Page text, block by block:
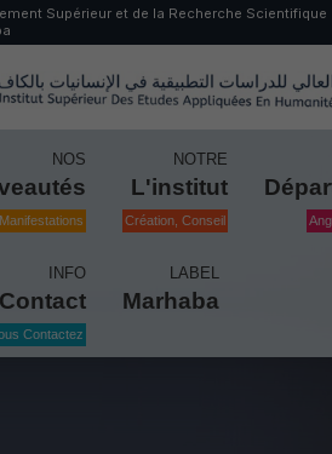
Supérieur et de la Recherche Scientifique
NOS NOTRE
L'institut
Création, Conseil
INFO
Contact
Contactez
LABEL
Marhaba